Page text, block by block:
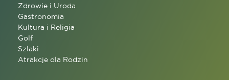
Zdrowie i Uroda
Gastronomia
Kultura i Religia
Golf
Szlaki
Atrakcje dla Rodzin